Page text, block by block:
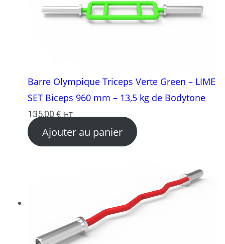
Barre Olympique Triceps Verte Green – LIME
SET Biceps 960 mm – 13,5 kg de Bodytone
135,00 € HT
Ajouter au panier